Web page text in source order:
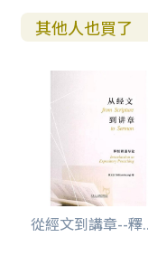
其他人也買了
從經文到講章--釋